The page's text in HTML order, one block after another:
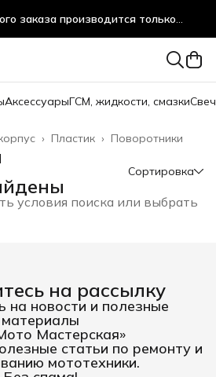
заказа производится только
заказа производится только
согласования!
АксессуарыГСМ, жидкости, смазки
Поворотники
Пластик ›
›
Сортировка
условия поиска или выбрать
на рассылку
на новости и полезные
материалы
Мастерская»
статьи по ремонту и
мототехники.